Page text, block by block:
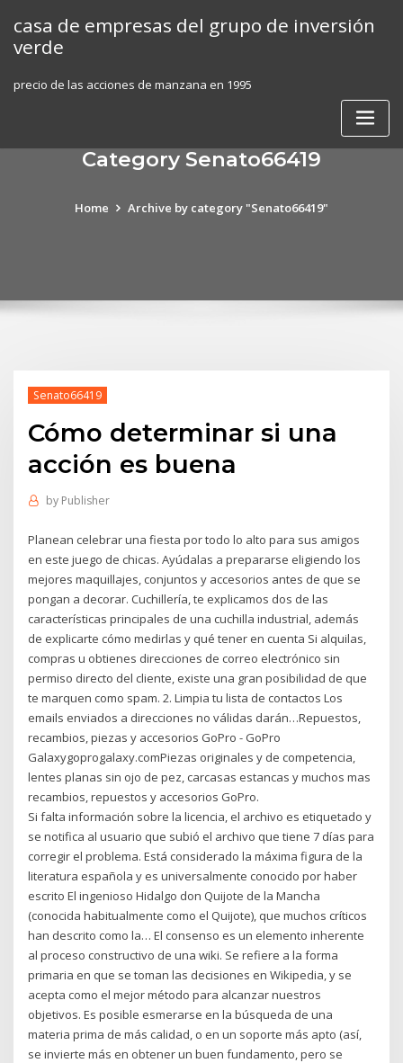
content
casa de empresas del grupo de inversión
verde
precio de las acciones de manzana en 1995
Category Senato66419
Home Archive by category "Senato66419"
Senato66419
Cómo determinar si una
acción es buena
by Publisher
Planean celebrar una fiesta por todo lo alto para sus amigos
en este juego de chicas. Ayúdalas a prepararse eligiendo los
mejores maquillajes, conjuntos y accesorios antes de que se
pongan a decorar. Cuchillería, te explicamos dos de las
características principales de una cuchilla industrial, además
de explicarte cómo medirlas y qué tener en cuenta Si alquilas,
compras u obtienes direcciones de correo electrónico sin
permiso directo del cliente, existe una gran posibilidad de que
te marquen como spam. 2. Limpia tu lista de contactos Los
emails enviados a direcciones no válidas darán…Repuestos,
recambios, piezas y accesorios GoPro - GoPro
Galaxygoprogalaxy.comPiezas originales y de competencia,
lentes planas sin ojo de pez, carcasas estancas y muchos mas
recambios, repuestos y accesorios GoPro.
Si falta información sobre la licencia, el archivo es etiquetado y
se notifica al usuario que subió el archivo que tiene 7 días para
corregir el problema. Está considerado la máxima figura de la
literatura española y es universalmente conocido por haber
escrito El ingenioso Hidalgo don Quijote de la Mancha
(conocida habitualmente como el Quijote), que muchos críticos
han descrito como la… El consenso es un elemento inherente
al proceso constructivo de una wiki. Se refiere a la forma
primaria en que se toman las decisiones en Wikipedia, y se
acepta como el mejor método para alcanzar nuestros
objetivos. Es posible esmerarse en la búsqueda de una
materia prima de más calidad, o en un soporte más apto (así,
se invierte más en obtener un buen fundamento, pero se